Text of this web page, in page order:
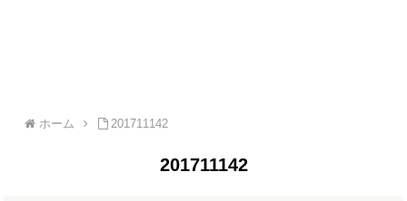
ホーム 201711142
201711142